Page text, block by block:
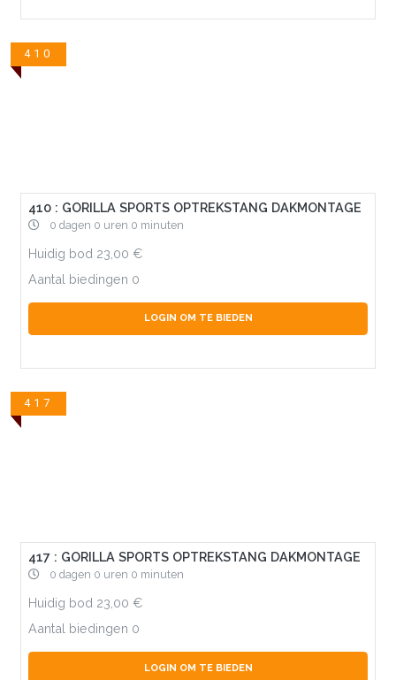
410
410 : GORILLA SPORTS OPTREKSTANG DAKMONTAGE
0 dagen 0 uren 0 minuten
Huidig bod 23,00
Aantal biedingen 0
LOGIN OM TE BIEDEN
417
417 : GORILLA SPORTS OPTREKSTANG DAKMONTAGE
0 dagen 0 uren 0 minuten
Huidig bod 23,00
Aantal biedingen 0
LOGIN OM TE BIEDEN